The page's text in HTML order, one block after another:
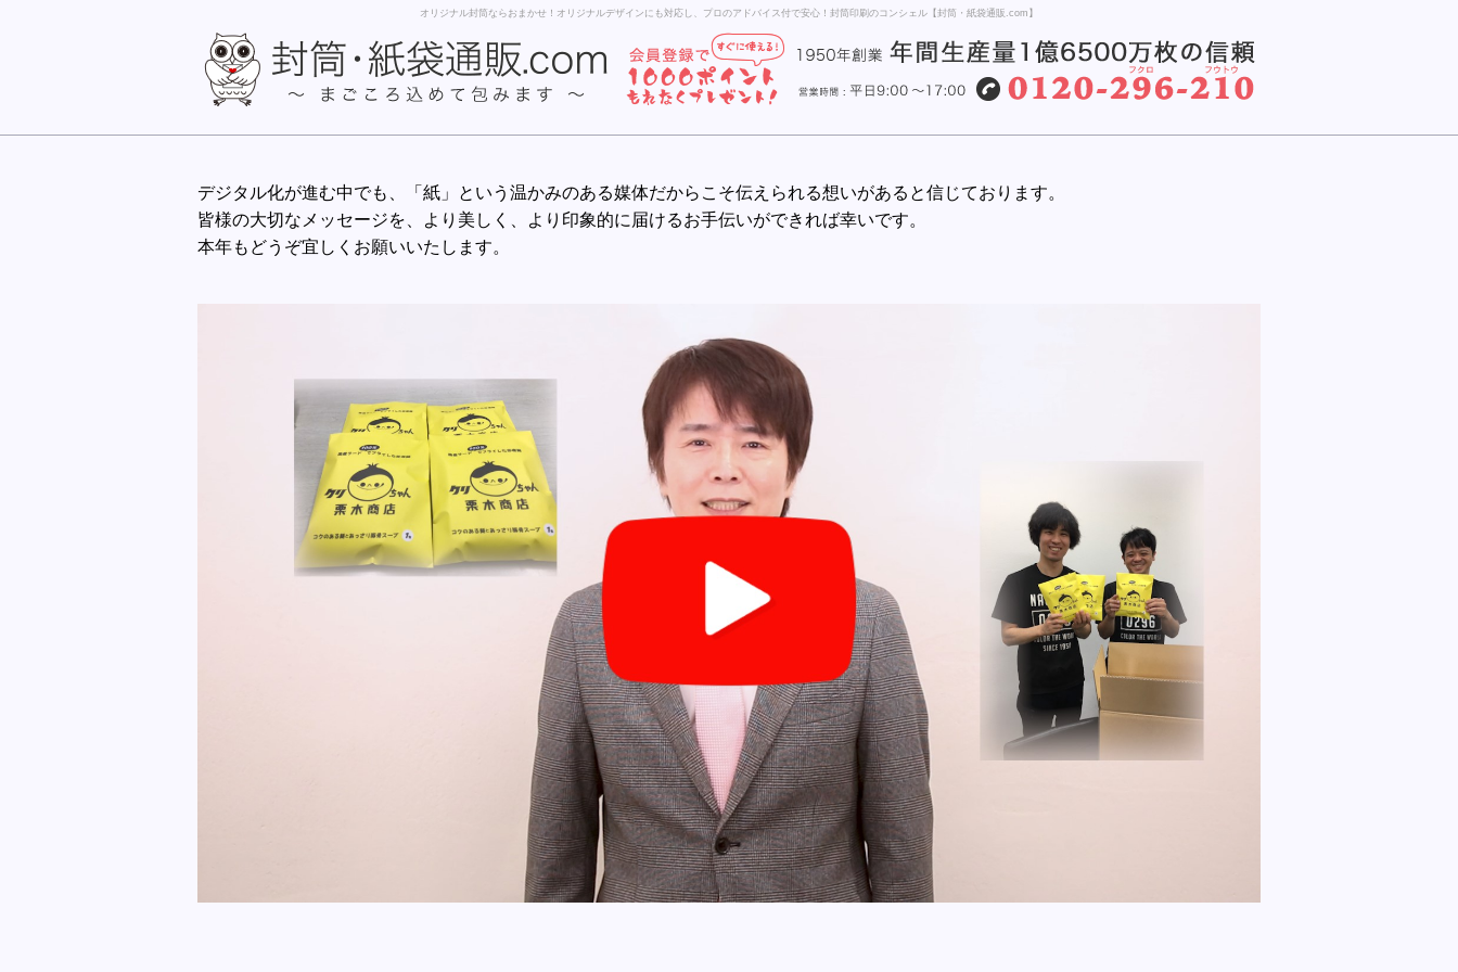
オリジナル封筒ならおまかせ！オリジナルデザインにも対応し、 プロのアドバイス付で安心！封筒印刷のコンシェル【封筒・紙袋通販.com】
デジタル化が進む中でも、「紙」という温かみのある媒体だからこそ伝えられる想いがあると信じております。
皆様の大切なメッセージを、より美しく、より印象的に届けるお手伝いができれば幸いです。
本年もどうぞ宜しくお願いいたします。